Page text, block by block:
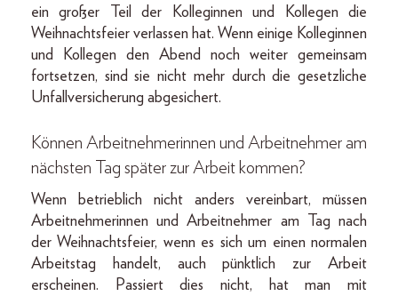
ein großer Teil der Kolleginnen und Kollegen die
Weihnachtsfeier verlassen hat. Wenn einige Kolleginnen
und Kollegen den Abend noch weiter gemeinsam
fortsetzen, sind sie nicht mehr durch die gesetzliche
Unfallversicherung abgesichert.
Können Arbeitnehmerinnen und Arbeitnehmer am
nächsten Tag später zur Arbeit kommen?
Wenn betrieblich nicht anders vereinbart, müssen
Arbeitnehmerinnen und Arbeitnehmer am Tag nach
der Weihnachtsfeier, wenn es sich um einen normalen
Arbeitstag handelt, auch pünktlich zur Arbeit
erscheinen. Passiert dies nicht, hat man mit